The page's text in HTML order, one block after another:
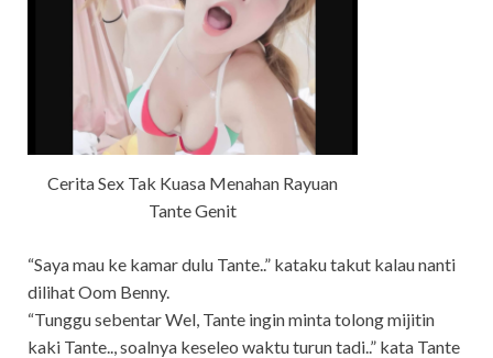
Cerita Sex Tak Kuasa Menahan Rayuan
Tante Genit
“Saya mau ke kamar dulu Tante..” kataku takut kalau nanti
dilihat Oom Benny.
“Tunggu sebentar Wel, Tante ingin minta tolong mijitin
kaki Tante.., soalnya keseleo waktu turun tadi..” kata Tante